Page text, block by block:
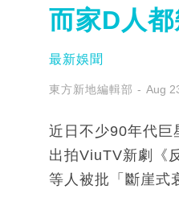
而家D人
最新娛聞
東方新地編輯部 Aug
近日不少90年代巨
出拍ViuTV新劇《
等人被批「斷崖式